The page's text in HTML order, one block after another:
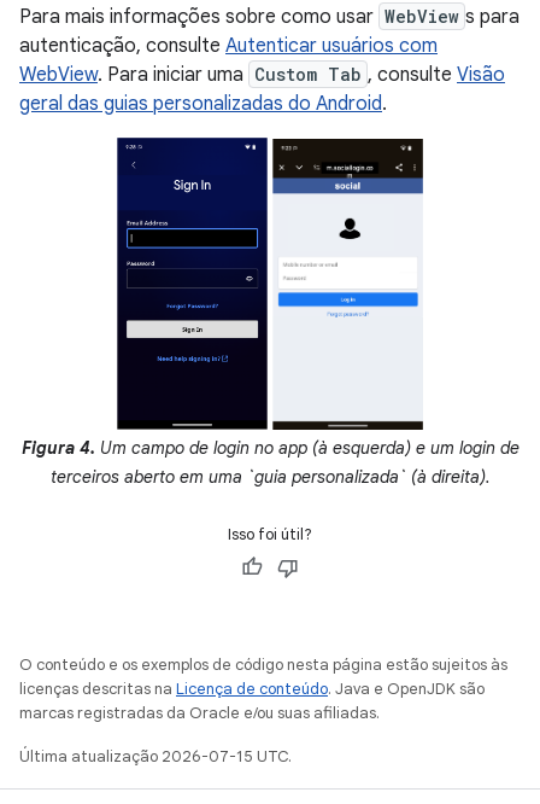
Para mais informações sobre como usar WebView s para
autenticação, consulte Autenticar usuários com
WebView. Para iniciar uma Custom Tab , consulte Visão
geral das guias personalizadas do Android.
Figura 4. Um campo de login no app (à esquerda) e um login de
terceiros aberto em uma `guia personalizada` (à direita).
Isso foi útil?
O conteúdo e os exemplos de código nesta página estão sujeitos às
licenças descritas na Licença de conteúdo. Java e OpenJDK são
marcas registradas da Oracle e/ou suas afiliadas.
Última atualização 2026-07-15 UTC.